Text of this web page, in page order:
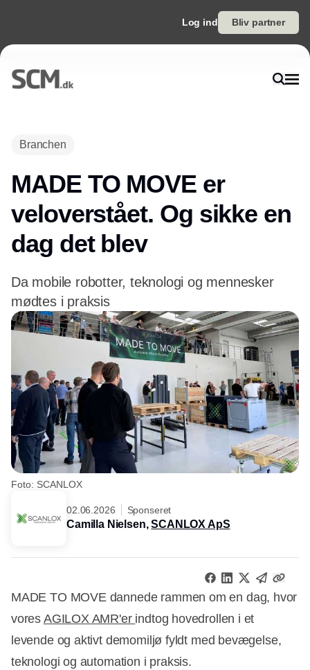
Log ind Bliv partner
Branchen
MADE TO MOVE er
veloverstået. Og sikke en
dag det blev
Da mobile robotter, teknologi og mennesker
mødtes i praksis
Foto: SCANLOX
02.06.2026 Sponseret
Camilla Nielsen,SCANLOX ApS
MADE TO MOVE dannede rammen om en dag, hvor
vores AGILOX AMR'er indtog hovedrollen i et
levende og aktivt demomiljø fyldt med bevægelse,
teknologi og automation i praksis.